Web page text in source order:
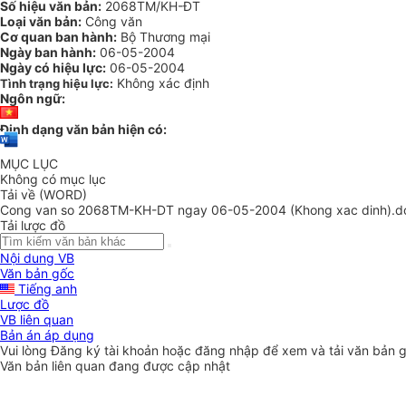
Số hiệu văn bản: 2068TM/KH-ĐT
Loại văn bản: Công văn
Cơ quan ban hành: Bộ Thương mại
Ngày ban hành: 06-05-2004
Ngày có hiệu lực: 06-05-2004
Tình trạng hiệu lực: Không xác định
Ngôn ngữ:
Định dạng văn bản hiện có:
MỤC LỤC
Không có mục lục
Tải về (WORD)
Cong van so 2068TM-KH-DT ngay 06-05-2004 (Khong xac
Tải lược đồ
Nội dung VB
Văn bản gốc
Tiếng anh
Lược đồ
VB liên quan
Bản án áp dụng
Vui lòngĐăng ký tài khoản hoặc đăng nhập để xem và tải văn bản
Văn bản liên quan đang được cập nhật